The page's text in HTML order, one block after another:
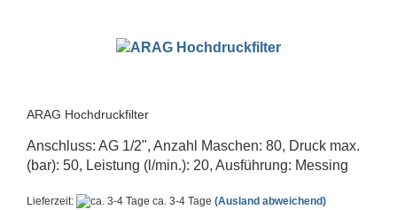
ARAG Hochdruckfilter
Anschluss: AG 1/2", Anzahl Maschen: 80, Druck max.
(bar): 50, Leistung (l/min.): 20, Ausführung: Messing
Lieferzeit: ca. 3-4 Tage (Ausland abweichend)